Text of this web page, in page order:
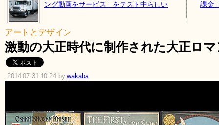
ング動画をサービス」をテスト中らしい
課金
アートとデザイン
激動の大正時代に制作された大正ロ
2014.07.31 10:24 by wakaba